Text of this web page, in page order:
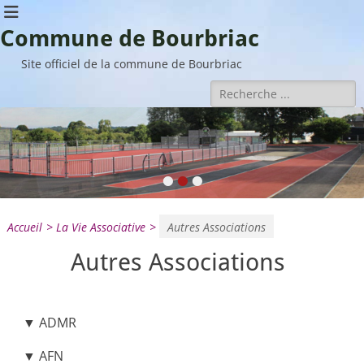
Commune de Bourbriac
Site officiel de la commune de Bourbriac
Rechercher :
•••
Accueil > La Vie Associative > Autres Associations
Autres Associations
▼ ADMR
▼ AFN